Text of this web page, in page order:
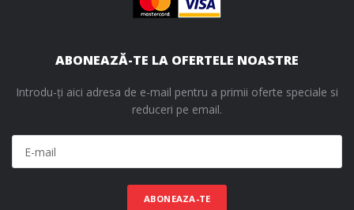
ABONEAZĂ-TE LA OFERTELE NOASTRE
Introdu-ți aici adresa de e-mail pentru a primii oferte speciale si
reduceri pe email.
ABONEAZA-TE